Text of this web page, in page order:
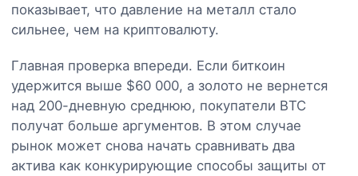
показывает, что давление на металл стало
сильнее, чем на криптовалюту.
Главная проверка впереди. Если биткоин
удержится выше $60 000, а золото не вернется
над 200-дневную среднюю, покупатели BTC
получат больше аргументов. В этом случае
рынок может снова начать сравнивать два
актива как конкурирующие способы защиты от